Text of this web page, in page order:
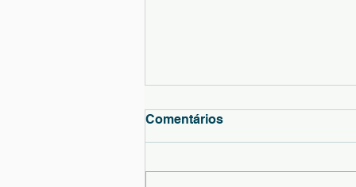
Informação - Resultado das
Provas Finais de 9ºano
Comentários